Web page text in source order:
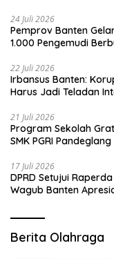
24 Juli 2026
Pemprov Banten
1.000 Pengemudi
22 Juli 2026
Irbansus Banten:
Harus Jadi Teladan
21 Juli 2026
Program Sekolah
SMK PGRI
17 Juli 2026
DPRD Setujui
Wagub Banten
Berita Olahraga